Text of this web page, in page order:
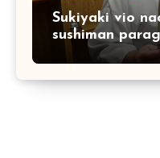
Sukiyaki vio
sushiman